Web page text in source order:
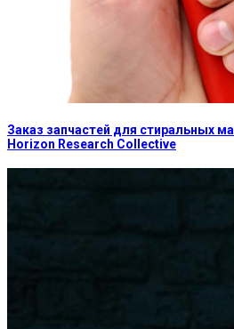
Заказ запчастей для стиральных
Horizon Research Collective